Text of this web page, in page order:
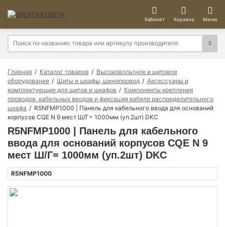
Кабинет Корзина Меню
Главная Каталог товаров
Высоковольтное и щитовое
оборудование
Щиты и шкафы, шинопровод
Аксессуары и
комплектующие для щитов и шкафов
Компоненты крепления
проводов, кабельных вводов и фиксации кабеля распределительного
шкафа
R5NFMP1000 | Панель для кабельного ввода для оснований
корпусов CQE N 9 мест Ш/Г= 1000мм (уп.2шт) DKC
R5NFMP1000 | Панель для кабельного
ввода для оснований корпусов CQE N 9
мест Ш/Г= 1000мм (уп.2шт) DKC
R5NFMP1000